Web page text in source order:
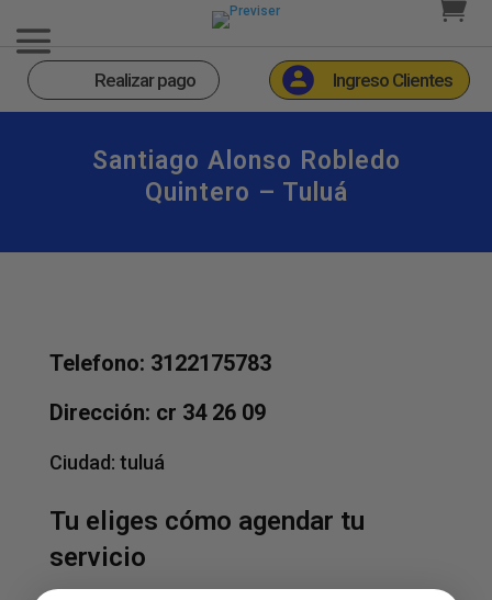
Realizar pago Ingreso Clientes
Santiago Alonso Robledo
Quintero – Tuluá
Telefono: 3122175783
Dirección: cr 34 26 09
Ciudad: tuluá
Tu eliges cómo agendar tu
servicio